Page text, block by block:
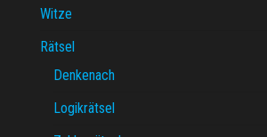
Witze
Rätsel
Denkenach
Logikrätsel